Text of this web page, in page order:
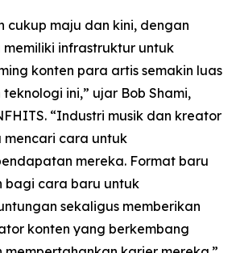
cukup maju dan kini, dengan
infrastruktur untuk
konten para artis semakin luas
ini,” ujar Bob Shami,
“Industri musik dan kreator
mencari cara untuk
mereka. Format baru
bagi cara baru untuk
sekaligus memberikan
konten yang berkembang